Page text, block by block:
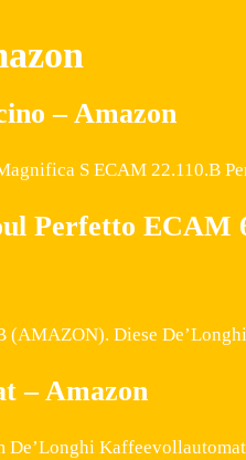
– Amazon
S ECAM 22.110.B
Perfetto ECAM
Diese
– Amazon
De’Longhi